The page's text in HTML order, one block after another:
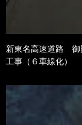
新東名高速道路 御
工事（６車線化）